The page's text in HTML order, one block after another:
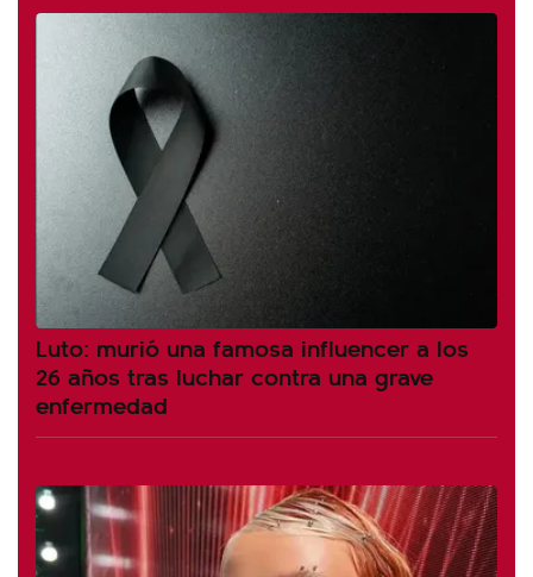
Luto: murió una famosa influencer a los
26 años tras luchar contra una grave
enfermedad